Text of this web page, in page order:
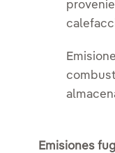
Emisiones